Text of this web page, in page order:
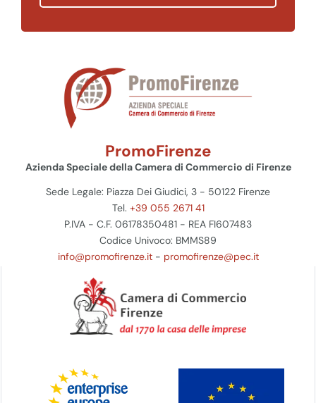
PromoFirenze
Azienda Speciale della Camera di Commercio di Firenze
Sede Legale: Piazza Dei Giudici, 3 - 50122 Firenze
Tel. +39 055 2671 41
P.IVA - C.F. 06178350481 - REA FI607483
Codice Univoco: BMMS89
info@promofirenze.it- promofirenze@pec.it